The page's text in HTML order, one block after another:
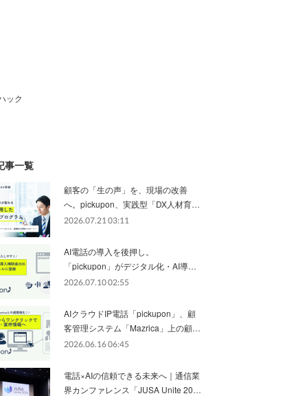
ック
事一覧
顧客の「生の声」を、現場の改善
へ。pickupon、実践型「DX人材育…
2026.07.21 03:11
AI電話の導入を後押し。
「pickupon」がデジタル化・AI導…
2026.07.10 02:55
AIクラウドIP電話「pickupon」、顧
客管理システム「Mazrica」上の顧…
2026.06.16 06:45
電話×AIの信頼できる未来へ｜通信業
界カンファレンス「JUSA Unite 20…